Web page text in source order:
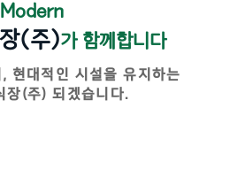
Modern
(주)가 함께합니다
현대적인 시설을 유지하는
장(주) 되겠습니다.